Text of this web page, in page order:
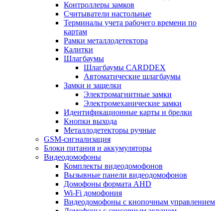
Контроллеры замков
Считыватели настольные
Терминалы учета рабочего времени по
картам
Рамки металлодетектора
Калитки
Шлагбаумы
Шлагбаумы CARDDEX
Автоматические шлагбаумы
Замки и защелки
Электромагнитные замки
Электромеханические замки
Идентификационные карты и брелки
Кнопки выхода
Металлодетекторы ручные
GSM-сигнализация
Блоки питания и аккумуляторы
Видеодомофоны
Комплекты видеодомофонов
Вызывные панели видеодомофонов
Домофоны формата AHD
Wi-Fi домофония
Видеодомофоны с кнопочным управлением